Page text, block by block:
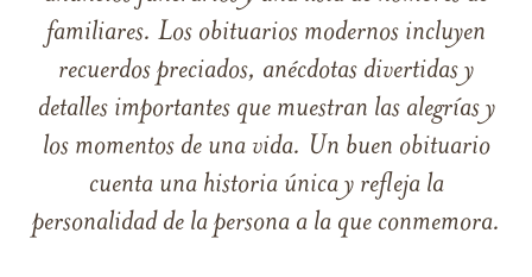
familiares. Los obituarios modernos incluyen
recuerdos preciados, anécdotas divertidas y
detalles importantes que muestran las alegrías y
los momentos de una vida. Un buen obituario
cuenta una historia única y refleja la
personalidad de la persona a la que conmemora.